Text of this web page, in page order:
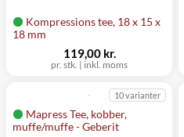
Kompressions tee, 18 x 15 x
18 mm
pr. stk. | inkl. moms
119,00 kr.
Mapress Tee, kobber,
muffe/muffe - Geberit
10 varianter